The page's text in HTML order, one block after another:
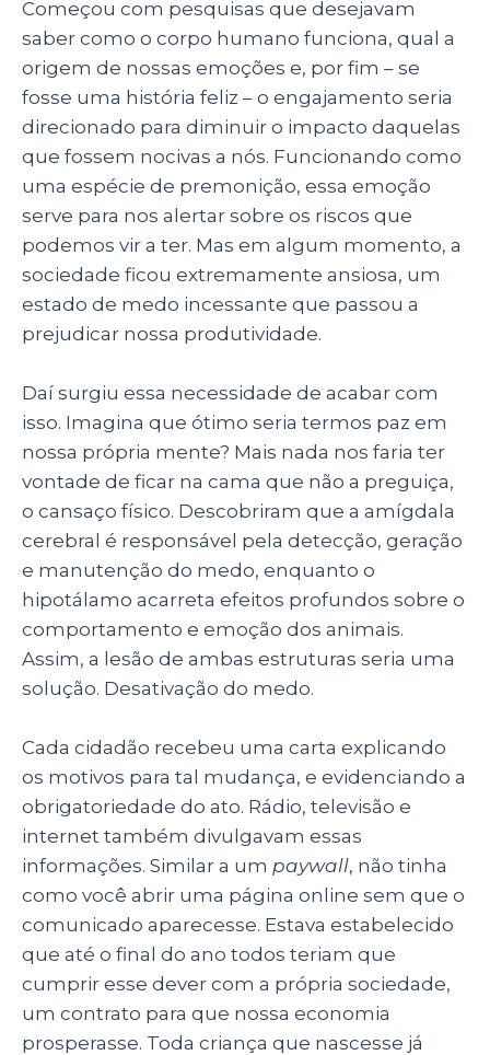
Começou com pesquisas que desejavam
saber como o corpo humano funciona, qual a
origem de nossas emoções e, por fim – se
fosse uma história feliz – o engajamento seria
direcionado para diminuir o impacto daquelas
que fossem nocivas a nós. Funcionando como
uma espécie de premonição, essa emoção
serve para nos alertar sobre os riscos que
podemos vir a ter. Mas em algum momento, a
sociedade ficou extremamente ansiosa, um
estado de medo incessante que passou a
prejudicar nossa produtividade.
Daí surgiu essa necessidade de acabar com
isso. Imagina que ótimo seria termos paz em
nossa própria mente? Mais nada nos faria ter
vontade de ficar na cama que não a preguiça,
o cansaço físico. Descobriram que a amígdala
cerebral é responsável pela detecção, geração
e manutenção do medo, enquanto o
hipotálamo acarreta efeitos profundos sobre o
comportamento e emoção dos animais.
Assim, a lesão de ambas estruturas seria uma
solução. Desativação do medo.
Cada cidadão recebeu uma carta explicando
os motivos para tal mudança, e evidenciando a
obrigatoriedade do ato. Rádio, televisão e
internet também divulgavam essas
informações. Similar a um paywall, não tinha
como você abrir uma página online sem que o
comunicado aparecesse. Estava estabelecido
que até o final do ano todos teriam que
cumprir esse dever com a própria sociedade,
um contrato para que nossa economia
prosperasse. Toda criança que nascesse já